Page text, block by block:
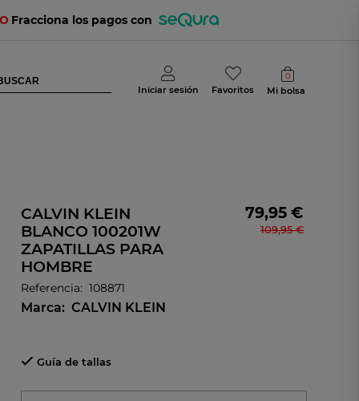
Fracciona los pagos con
Iniciar sesión Favoritos
0
Mi bolsa
CALVIN KLEIN
BLANCO 100201W
ZAPATILLAS PARA
HOMBRE
Referencia: 108871
Marca: CALVIN KLEIN
79,95 €
109,95 €
Guía de tallas